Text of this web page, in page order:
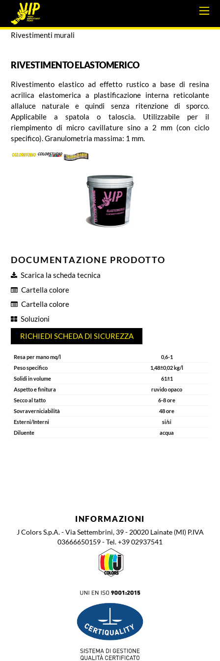
Rivestimenti murali
RIVESTIMENTO ELASTOMERICO
Rivestimento elastico ad effetto rustico a base di resina
acrilica elastomerica a plastificazione interna reticolante
allaluce naturale e quindi senza ritenzione di sporco.
Applicabile a spatola o taloscia. Utilizzabile per il
riempimento di micro cavillature sino a 2 mm (con ciclo
specifico). Granulometria massima: 1 mm.
DOCUMENTAZIONE PRODOTTO
Scarica la scheda tecnica
Cartella colore
Cartella colore
Soluzioni
RICHIEDI SCHEDA DI SICUREZZA
Resa per mano mq/l
0,6-1
Peso specifico
1,48±0,02 kg/l
Solidi in volume
61±1
Aspetto e finitura
ruvido opaco
Secco al tatto
6-8 ore
Sovraverniciabilità
48 ore
Esterni/Interni
si/si
Diluente
acqua
INFORMAZIONI
J Colors S.p.A. - Via Settembrini, 39 - 20020 Lainate (MI) P.IVA
03666650159 - Tel. +39 02937541